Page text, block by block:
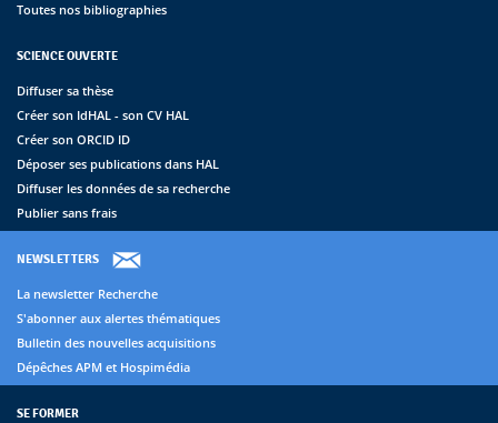
Toutes nos bibliographies
SCIENCE OUVERTE
Diffuser sa thèse
Créer son IdHAL - son CV HAL
Créer son ORCID ID
Déposer ses publications dans HAL
Diffuser les données de sa recherche
Publier sans frais
NEWSLETTERS
La newsletter Recherche
S'abonner aux alertes thématiques
Bulletin des nouvelles acquisitions
Dépêches APM et Hospimédia
SE FORMER